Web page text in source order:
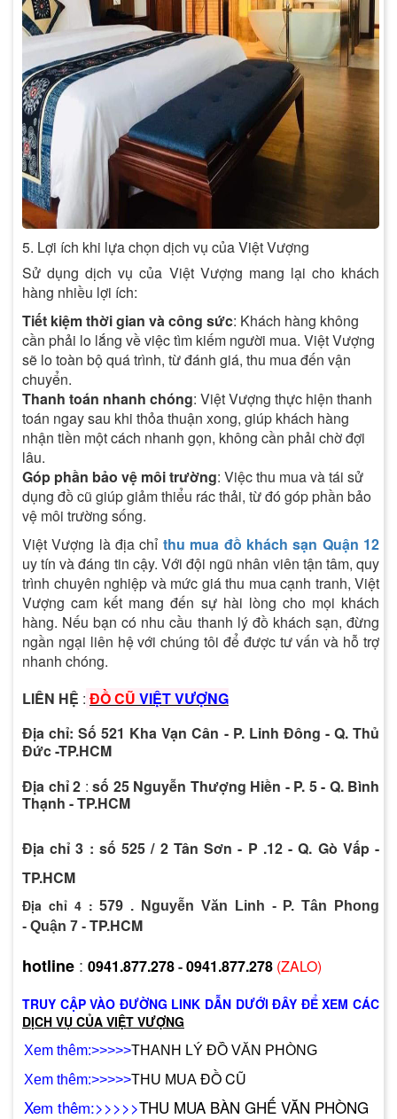
5. Lợi ích khi lựa chọn dịch vụ của Việt Vượng
Sử dụng dịch vụ của Việt Vượng mang lại cho khách
hàng nhiều lợi ích:
Tiết kiệm thời gian và công sức: Khách hàng không
cần phải lo lắng về việc tìm kiếm người mua. Việt Vượng
sẽ lo toàn bộ quá trình, từ đánh giá, thu mua đến vận
chuyển.
Thanh toán nhanh chóng: Việt Vượng thực hiện thanh
toán ngay sau khi thỏa thuận xong, giúp khách hàng
nhận tiền một cách nhanh gọn, không cần phải chờ đợi
lâu.
Góp phần bảo vệ môi trường: Việc thu mua và tái sử
dụng đồ cũ giúp giảm thiểu rác thải, từ đó góp phần bảo
vệ môi trường sống.
Việt Vượng là địa chỉ thu mua đồ khách sạn Quận 12
uy tín và đáng tin cậy. Với đội ngũ nhân viên tận tâm, quy
trình chuyên nghiệp và mức giá thu mua cạnh tranh, Việt
Vượng cam kết mang đến sự hài lòng cho mọi khách
hàng. Nếu bạn có nhu cầu thanh lý đồ khách sạn, đừng
ngần ngại liên hệ với chúng tôi để được tư vấn và hỗ trợ
nhanh chóng.
LIÊN HỆ : ĐỒ CŨ VIỆT VƯỢNG
Địa chỉ:Số 521 Kha Vạn Cân - P. Linh Đông - Q. Thủ
Đức -TP.HCM
Địa chỉ 2 : số 25 Nguyễn Thượng Hiền - P. 5 - Q. Bình
Thạnh - TP.HCM
Địa chỉ 3 : số 525 / 2 Tân Sơn - P .12 - Q. Gò Vấp -
TP.HCM
Địa chỉ 4:579 . Nguyễn Văn Linh - P. Tân Phong
- Quận 7 - TP.HCM
hotline : 0941.877.278-0941.877.278 (ZALO)
TRUY CẬP VÀO ĐƯỜNG LINK DẪN DƯỚI ĐÂY ĐỂ XEM CÁC
DỊCH VỤ CỦA VIỆT VƯỢNG
Xem thêm:>>>>>THANH LÝ ĐỒ VĂN PHÒNG
Xem thêm:>>>>>THU MUA ĐỒ CŨ
Xem thêm:>>>>>THU MUA BÀN GHẾ VĂN PHÒNG